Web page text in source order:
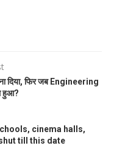
दिया, फिर जब Engineering
हुआ?
cinema halls,
till this date